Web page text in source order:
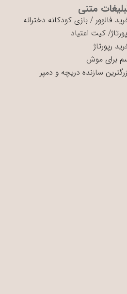
متنی
فالوور /بازی کودکانه دخترانه
/کیت اعتیاد
رپورتاژ
برای موش
سازنده دریچه و دمپر